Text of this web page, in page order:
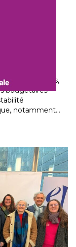
profondes,
budgétaires
notamment…
croisé